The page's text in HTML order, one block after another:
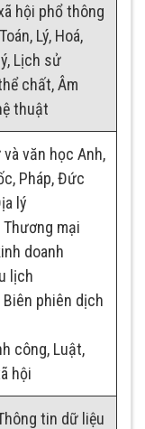
hội phổ thông
Lý, Hoá,
Lịch sử
chất, Âm
thuật
văn học Anh,
Pháp, Đức
lý
Thương mại
doanh
lịch
Biên phiên dịch
công, Luật,
hội
tin dữ liệu